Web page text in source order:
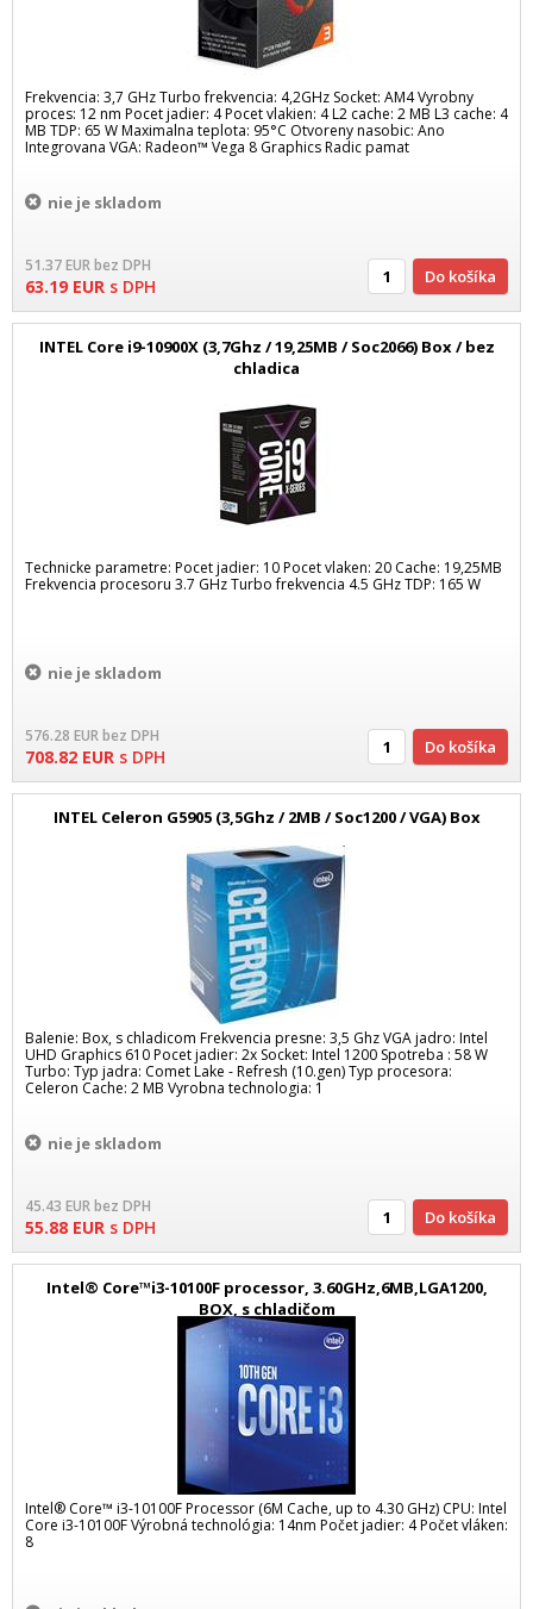
Frekvencia: 3,7 GHz Turbo frekvencia: 4,2GHz Socket: AM4 Vyrobny
proces: 12 nm Pocet jadier: 4 Pocet vlakien: 4 L2 cache: 2 MB L3 cache: 4
MB TDP: 65 W Maximalna teplota: 95°C Otvoreny nasobic: Ano
Integrovana VGA: Radeon™ Vega 8 Graphics Radic pamat
nie je skladom
51.37EURbez DPH
63.19 EUR s DPH Do košíka
INTEL Core i9-10900X (3,7Ghz / 19,25MB / Soc2066) Box / bez
chladica
Technicke parametre: Pocet jadier: 10 Pocet vlaken: 20 Cache: 19,25MB
Frekvencia procesoru 3.7 GHz Turbo frekvencia 4.5 GHz TDP: 165 W
nie je skladom
576.28 EURbez DPH
708.82 EUR s DPH Do košíka
INTEL Celeron G5905 (3,5Ghz / 2MB / Soc1200 / VGA) Box
Balenie: Box, s chladicom Frekvencia presne: 3,5 Ghz VGA jadro: Intel
UHD Graphics 610 Pocet jadier: 2x Socket: Intel 1200 Spotreba : 58 W
Turbo: Typ jadra: Comet Lake - Refresh (10.gen) Typ procesora:
Celeron Cache: 2 MB Vyrobna technologia: 1
nie je skladom
45.43 EURbez DPH
55.88 EUR s DPH Do košíka
Intel® Core™i3-10100F processor, 3.60GHz,6MB,LGA1200,
BOX, s chladičom
Intel® Core™ i3-10100F Processor (6M Cache, up to 4.30 GHz) CPU: Intel
Core i3-10100F Výrobná technológia: 14nm Počet jadier: 4 Počet vláken:
8